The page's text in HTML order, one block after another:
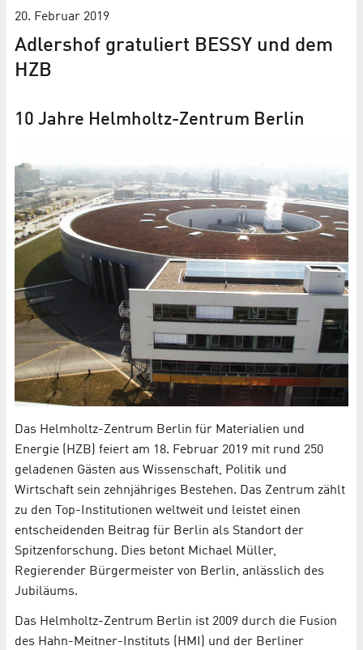
20. Februar 2019
Adlershof gratuliert BESSY und dem
HZB
10 Jahre Helmholtz-Zentrum Berlin
Das Helmholtz-Zentrum Berlin für Materialien und
Energie (HZB) feiert am 18. Februar 2019 mit rund 250
geladenen Gästen aus Wissenschaft, Politik und
Wirtschaft sein zehnjähriges Bestehen. Das Zentrum zählt
zu den Top-Institutionen weltweit und leistet einen
entscheidenden Beitrag für Berlin als Standort der
Spitzenforschung. Dies betont Michael Müller,
Regierender Bürgermeister von Berlin, anlässlich des
Jubiläums.
Das Helmholtz-Zentrum Berlin ist 2009 durch die Fusion
des Hahn-Meitner-Instituts (HMI) und der Berliner